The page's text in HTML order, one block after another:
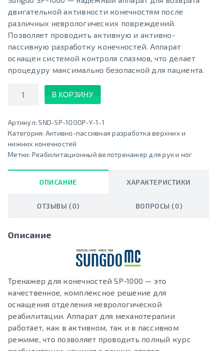
двигательной активности конечностям после
различных неврологических повреждений.
Позволяет проводить активную и активно-
пассивную разработку конечностей. Аппарат
оснащен системой контроля спазмов, что делает
процедуру максимально безопасной для пациента.
Количество
В КОРЗИНУ
Артикул:SND-SP-1000P-Y-1-1
Категория: Активно-пассивная разработка верхних и
нижних конечностей
Метки: Реабилитационный велотренажер для рук и ног
ОПИСАНИЕ ХАРАКТЕРИСТИКИ
ОТЗЫВЫ (0) ВОПРОСЫ (0)
Описание
Тренажер для конечностей SP-1000 — это
качественное, комплексное решение для
оснащения отделения неврологической
реабилитации. Аппарат для механотерапии
работает, как в активном, так и в пассивном
режиме, что позволяет проводить полный курс